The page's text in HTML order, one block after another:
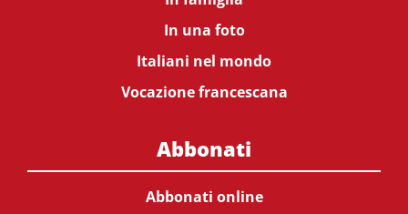
In una foto
Italiani nel mondo
Vocazione francescana
Abbonati
Abbonati online